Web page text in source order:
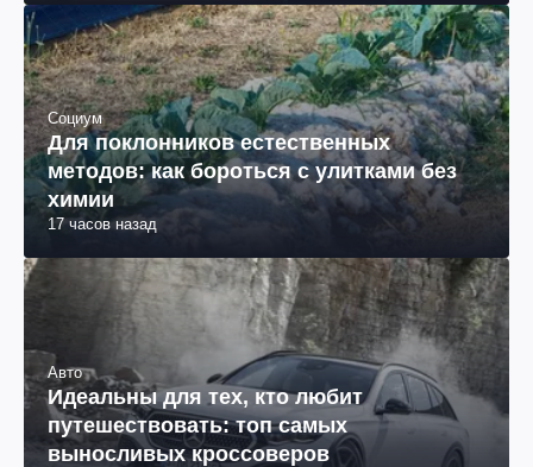
Социум
Для поклонников естественных
методов: как бороться с улитками без
химии
17 часов назад
Авто
Идеальны для тех, кто любит
путешествовать: топ самых
выносливых кроссоверов